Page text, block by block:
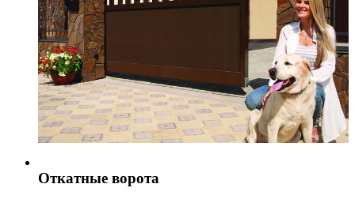
Откатные ворота